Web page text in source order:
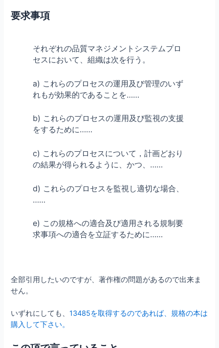
要求事項
それぞれの品質マネジメントシステムプロ
セスにおいて、組織は次を行う。
a) これらのプロセスの運用及び管理のいず
れもが効果的であることを……
b) これらのプロセスの運用及び監視の支援
をするために……
c) これらのプロセスについて，計画どおり
の結果が得られるように、かつ、……
d) これらのプロセスを監視し適切な場合、
……
e) この規格への適合及び適用される規制要
求事項への適合を立証するために……
全部引用したいのですが、著作権の問題があるので出来ま
せん。
いずれにしても、13485を取得するのであれば、規格の本は
購入して下さい。